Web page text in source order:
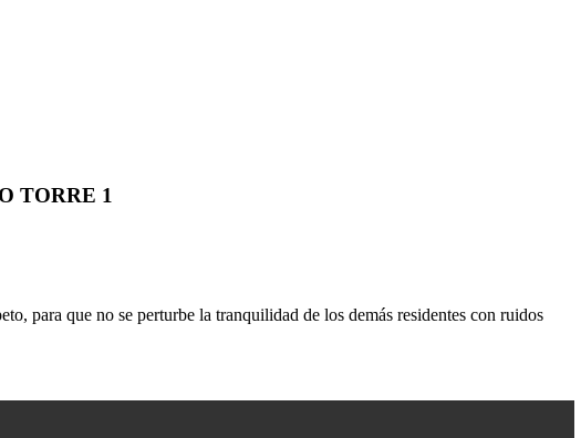
TORRE 1
para que no se perturbe la tranquilidad de los demás residentes con ruidos